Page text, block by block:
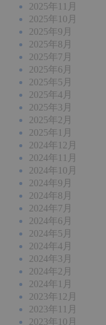
2025年11月
2025年10月
2025年9月
2025年8月
2025年7月
2025年6月
2025年5月
2025年4月
2025年3月
2025年2月
2025年1月
2024年12月
2024年11月
2024年10月
2024年9月
2024年8月
2024年7月
2024年6月
2024年5月
2024年4月
2024年3月
2024年2月
2024年1月
2023年12月
2023年11月
2023年10月